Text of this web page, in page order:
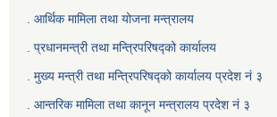
. आर्थिक मामिला तथा योजना मन्त्रालय
. प्रधानमन्त्री तथा मन्त्रिपरिषद्को कार्यालय
मुख्य मन्त्री तथा मन्त्रिपरिषद्को कार्यालय प्रदेश नं ३
आन्तरिक मामिला तथा कानून मन्त्रालय प्रदेश नं ३